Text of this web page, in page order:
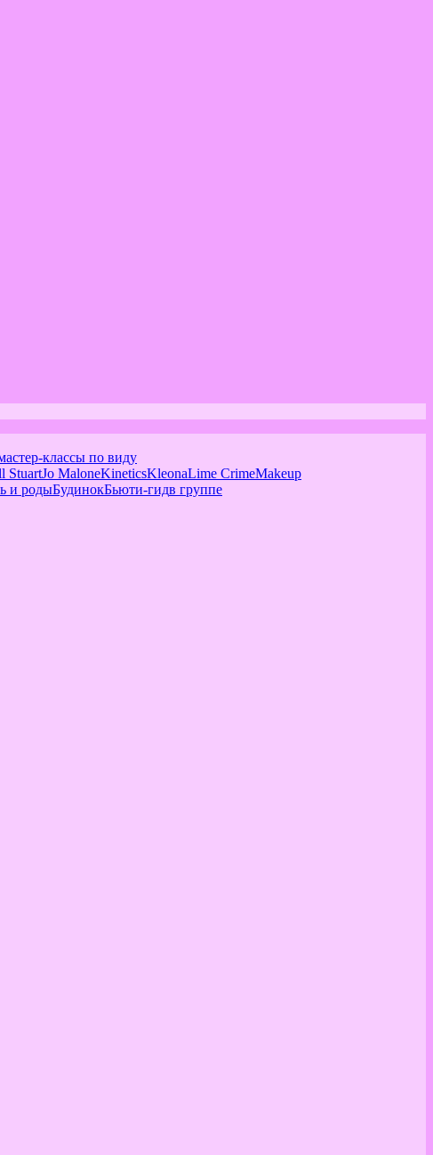
классы по виду
StuartJo MaloneKineticsKleonaLime CrimeMakeup
и родыБудинокБьюти-гидв группе